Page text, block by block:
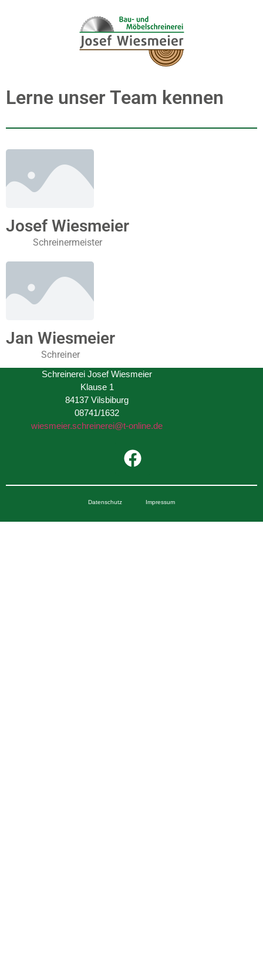
Lerne unser Team kennen
Josef Wiesmeier
Schreinermeister
Jan Wiesmeier
Schreiner
Schreinerei Josef Wiesmeier
Klause 1
84137 Vilsbiburg
08741/1632
wiesmeier.schreinerei@t-online.de
Datenschutz Impressum